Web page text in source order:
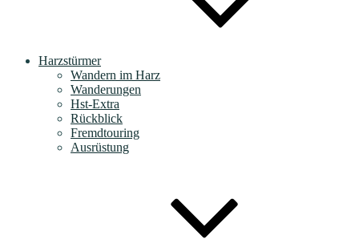
Harzstürmer
Wandern im Harz
Wanderungen
Hst-Extra
Rückblick
Fremdtouring
Ausrüstung